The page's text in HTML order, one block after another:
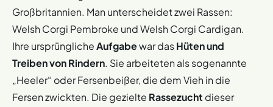
Großbritannien. Man unterscheidet zwei Rassen:
Welsh Corgi Pembroke und Welsh Corgi Cardigan.
Ihre ursprünglicheAufgabewar dasHüten und
Treiben von Rindern. Sie arbeiteten als sogenannte
„Heeler“ oder Fersenbeißer, die dem Vieh in die
Fersen zwickten. Die gezielte Rassezucht dieser